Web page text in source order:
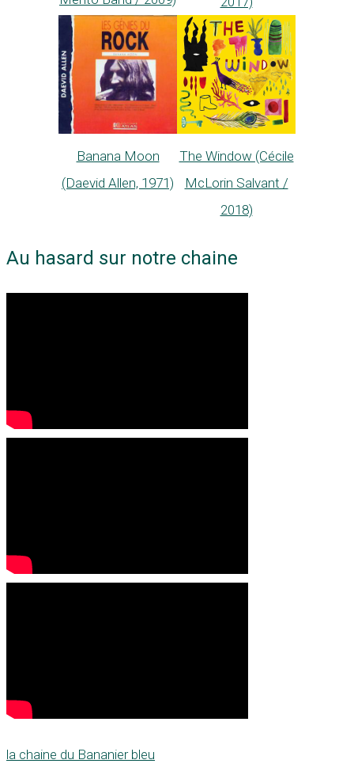
Banana Moon
(Daevid Allen, 1971)
The Window (Cécile
McLorin Salvant /
2018)
Au hasard sur notre chaine
la chaine du Bananier bleu